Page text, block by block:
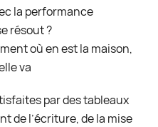
la performance
résout ?
où en est la maison,
va
par des tableaux
de l’écriture, de la mise